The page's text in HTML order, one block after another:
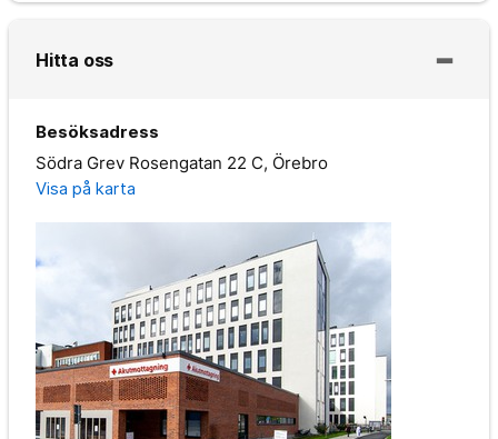
Hitta oss
Besöksadress
Södra Grev Rosengatan 22 C, Örebro
Visa på karta